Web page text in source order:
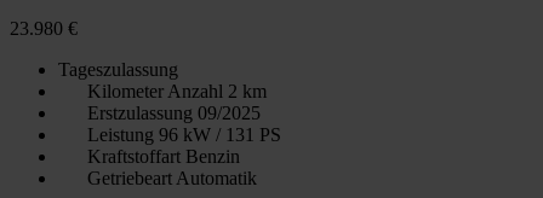
23.980 €
Tageszulassung
Kilometer Anzahl 2 km
Erstzulassung 09/2025
Leistung 96 kW / 131 PS
Kraftstoffart Benzin
Getriebeart Automatik